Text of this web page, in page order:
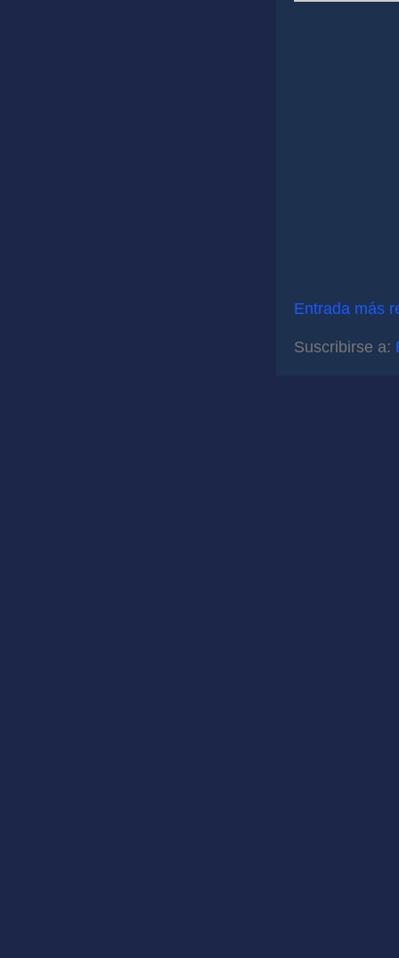
Entrada más
Suscribirse a: